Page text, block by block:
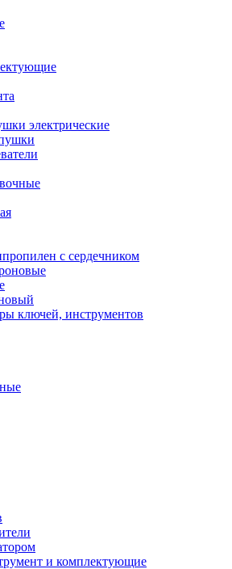
электрические
с сердечником
ключей, инструментов
и комплектующие